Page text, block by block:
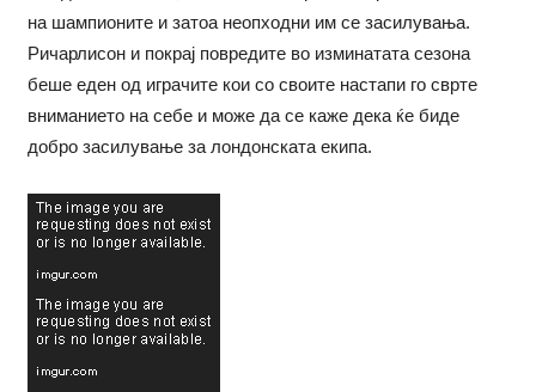
на шампионите и затоа неопходни им се засилувања.
Ричарлисон и покрај повредите во изминатата сезона
беше еден од играчите кои со своите настапи го сврте
вниманието на себе и може да се каже дека ќе биде
добро засилување за лондонската екипа.